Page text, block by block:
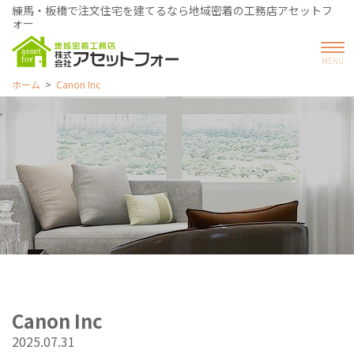
練馬・板橋で注文住宅を建てるなら地域密着の工務店アセットフ
ォー
ホーム Canon Inc
Canon Inc
2025.07.31